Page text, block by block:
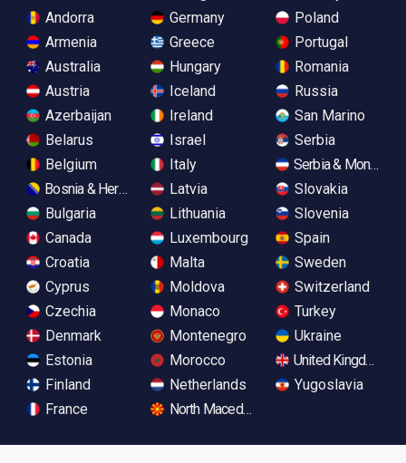
Andorra
Armenia
Australia
Austria
Azerbaijan
Belarus
Belgium
Bosnia & Herzegovina
Bulgaria
Canada
Croatia
Cyprus
Czechia
Denmark
Estonia
Finland
France
Germany
Greece
Hungary
Iceland
Ireland
Israel
Italy
Latvia
Lithuania
Luxembourg
Malta
Moldova
Monaco
Montenegro
Morocco
Netherlands
North Macedonia
Poland
Portugal
Romania
Russia
San Marino
Serbia
Serbia &
Slovakia
Slovenia
Spain
Sweden
Switzerland
Turkey
Ukraine
United Kingdom
Yugoslavia